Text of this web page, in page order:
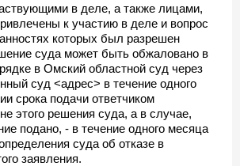
в деле, а также лицами,
к участию в деле и вопрос
которых был разрешен
суда может быть обжаловано в
в Омский областной суд через
суд <адрес> в течение одного
срока подачи ответчиком
этого решения суда, а в случае,
подано, - в течение одного месяца
суда об отказе в
заявления.